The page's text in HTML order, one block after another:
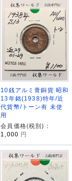
10銭アルミ青銅貨 昭和
13年銘(1938)特年/近
代貨幣/トーン有 未使
用
会員価格(税別)：
1,000 円